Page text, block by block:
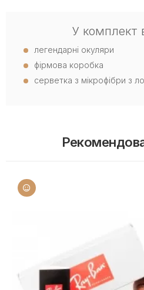
У комплект
легендарні окуляри
фірмова коробка
серветка з мікрофібри з